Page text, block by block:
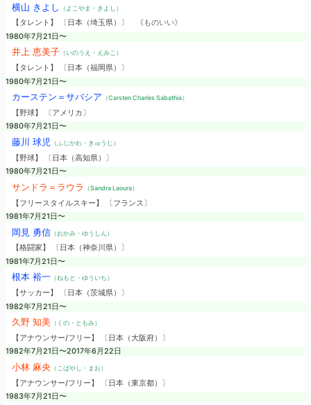
横山 きよし （よこやま・きよし）
【タレント】 〔日本（埼玉県）〕
《ものいい》
1980年7月21日〜
井上 恵美子（いのうえ・えみこ）
【タレント】 〔日本（福岡県）〕
1980年7月21日〜
カーステン＝サバシア （Carsten Charles Sabathia）
【野球】 〔アメリカ〕
1980年7月21日〜
藤川 球児 （ふじかわ・きゅうじ）
【野球】 〔日本（高知県）〕
1980年7月21日〜
サンドラ＝ラウラ （Sandra Laoura）
【フリースタイルスキー】 〔フランス〕
1981年7月21日〜
岡見 勇信（おかみ・ゆうしん）
【格闘家】 〔日本（神奈川県）〕
1981年7月21日〜
根本 裕一（ねもと・ゆういち）
【サッカー】 〔日本（茨城県）〕
1982年7月21日〜
久野 知美（くの・ともみ）
【アナウンサー/フリー】 〔日本（大阪府）〕
1982年7月21日〜2017年6月22日
小林 麻央（こばやし・まお）
【アナウンサー/フリー】 〔日本（東京都）〕
1983年7月21日〜